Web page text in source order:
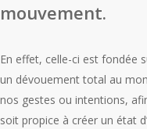
mouvement.
En effet, celle-ci est fondée
un dévouement total au
nos gestes ou intentions,
soit propice à créer un état